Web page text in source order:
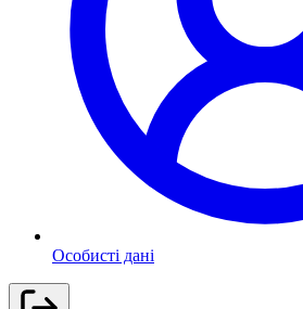
Особисті дані